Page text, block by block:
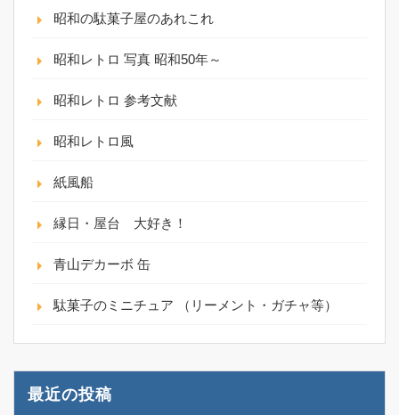
昭和の駄菓子屋のあれこれ
昭和レトロ 写真 昭和50年～
昭和レトロ 参考文献
昭和レトロ風
紙風船
縁日・屋台 大好き！
青山デカーボ 缶
駄菓子のミニチュア （リーメント・ガチャ等）
最近の投稿